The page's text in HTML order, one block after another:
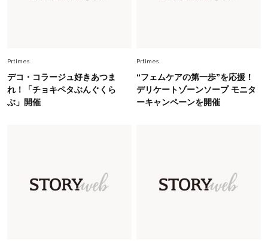
スタイリストが本気で推す！40代がほどよく華
やぐ【甘め黒アイテム】3選
Fashion 2026.7.2
Prtimes
デコ・コラージュ好きあつま
れ！「チョキペタぶんぐくら
ぶ」開催
Prtimes
“フェムケアの第一歩”を応援！
デリケートゾーンソープ モニタ
ーキャンペーンを開催